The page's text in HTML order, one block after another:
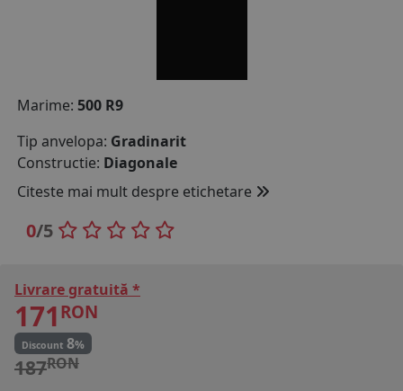
COS (0 PRODUSE
Marime: 500 R9
Tip anvelopa: Gradinarit
Constructie: Diagonale
Citeste mai mult despre etichetare
0/5
Livrare gratuită *
171 RON
Discount 8%
187RON